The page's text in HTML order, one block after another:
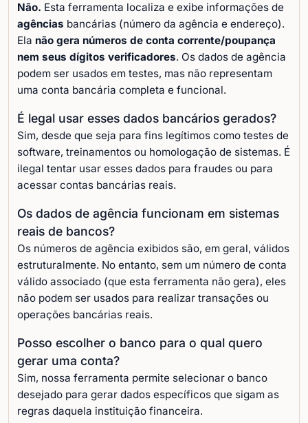
Não. Esta ferramenta localiza e exibe informações de
agências bancárias (número da agência e endereço).
Ela não gera números de conta corrente/poupança
nem seus dígitos verificadores. Os dados de agência
podem ser usados em testes, mas não representam
uma conta bancária completa e funcional.
É legal usar esses dados bancários gerados?
Sim, desde que seja para fins legítimos como testes de
software, treinamentos ou homologação de sistemas. É
ilegal tentar usar esses dados para fraudes ou para
acessar contas bancárias reais.
Os dados de agência funcionam em sistemas
reais de bancos?
Os números de agência exibidos são, em geral, válidos
estruturalmente. No entanto, sem um número de conta
válido associado (que esta ferramenta não gera), eles
não podem ser usados para realizar transações ou
operações bancárias reais.
Posso escolher o banco para o qual quero
gerar uma conta?
Sim, nossa ferramenta permite selecionar o banco
desejado para gerar dados específicos que sigam as
regras daquela instituição financeira.